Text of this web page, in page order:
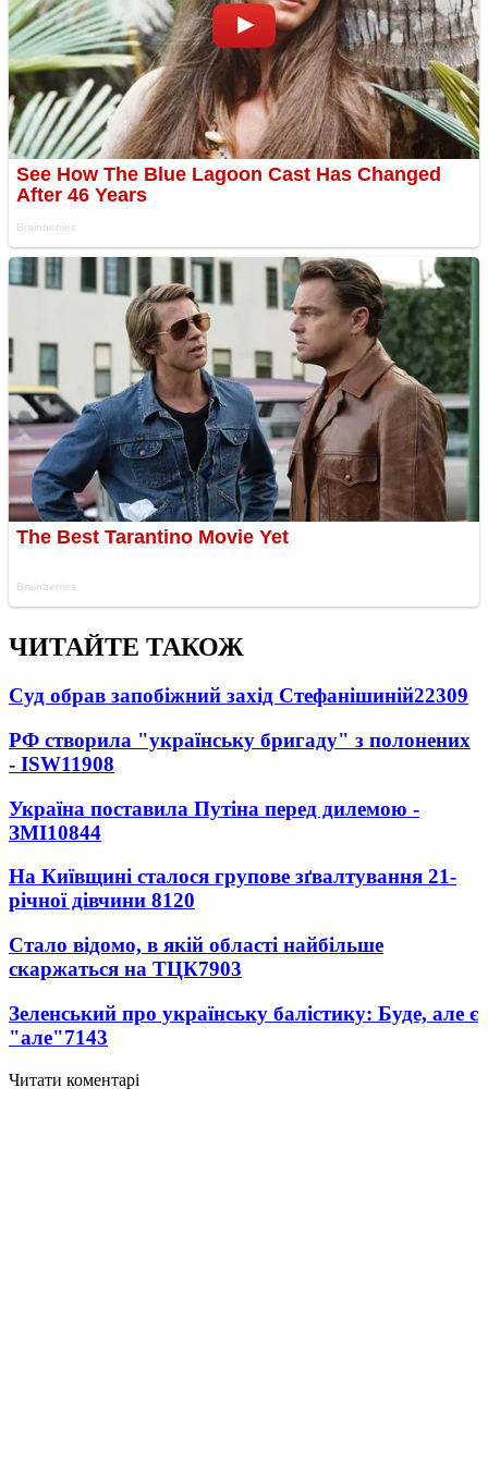
ЧИТАЙТЕ ТАКОЖ
Суд обрав запобіжний захід Стефанішиній22309
РФ створила "українську бригаду" з полонених
- ISW11908
Україна поставила Путіна перед дилемою -
ЗМІ10844
На Київщині сталося групове зґвалтування 21-
річної дівчини 8120
Стало відомо, в якій області найбільше
скаржаться на ТЦК7903
Зеленський про українську балістику: Буде, але є
"але"7143
Читати коментарі